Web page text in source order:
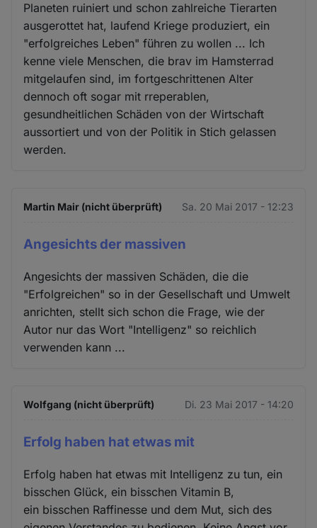
Planeten ruiniert und schon zahlreiche Tierarten
ausgerottet hat, laufend Kriege produziert, ein
"erfolgreiches Leben" führen zu wollen ... Ich
kenne viele Menschen, die brav im Hamsterrad
mitgelaufen sind, im fortgeschrittenen Alter
dennoch oft sogar mit rreperablen,
gesundheitlichen Schäden von der Wirtschaft
aussortiert und von der Politik in Stich gelassen
werden.
Martin Mair (nicht überprüft) Sa. 20 Mai 2017 - 12:23
Angesichts der massiven
Angesichts der massiven Schäden, die die
"Erfolgreichen" so in der Gesellschaft und Umwelt
anrichten, stellt sich schon die Frage, wie der
Autor nur das Wort "Intelligenz" so reichlich
verwenden kann ...
Wolfgang (nicht überprüft) Di. 23 Mai 2017 - 14:20
Erfolg haben hat etwas mit
Erfolg haben hat etwas mit Intelligenz zu tun, ein
bisschen Glück, ein bisschen Vitamin B,
ein bisschen Raffinesse und dem Mut, sich des